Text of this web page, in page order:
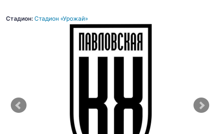
Стадион: Стадион «Урожай»